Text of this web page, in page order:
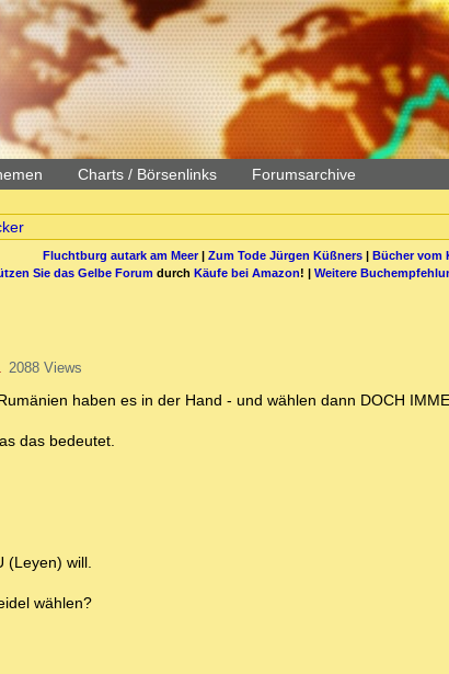
Charts / Börsenlinks Forumsarchive
Fluchtburg autark am Meer| Zum Tode Jürgen Küßners| Bücher vom
Sie das Gelbe Forum durch Käufe bei Amazon! | Weitere
2088 Views
haben es in der Hand - und wählen dann DOCH
das bedeutet.
(Leyen) will.
wählen?